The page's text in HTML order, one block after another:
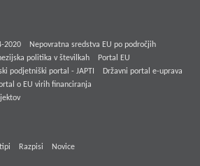
2020
Nepovratna sredstva EU po področjih
politika v številkah
Portal EU
podjetniški portal - JAPTI
Državni portal e-uprava
o EU virih financiranja
Razpisi Novice